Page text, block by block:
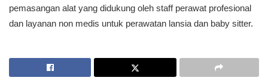
pemasangan alat yang didukung oleh staff perawat profesional
dan layanan non medis untuk perawatan lansia dan baby sitter.